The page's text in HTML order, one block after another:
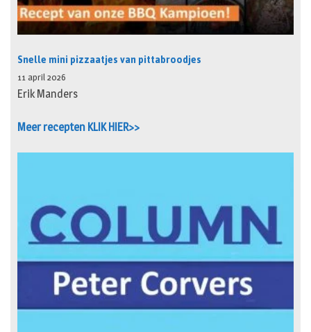
Snelle mini pizzaatjes van pittabroodjes
11 april 2026
Erik Manders
Meer recepten KLIK HIER>>